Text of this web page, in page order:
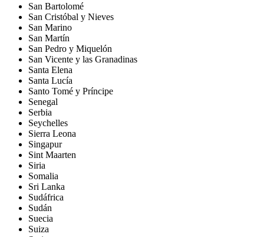
San Bartolomé
San Cristóbal y Nieves
San Marino
San Martín
San Pedro y Miquelón
San Vicente y las Granadinas
Santa Elena
Santa Lucía
Santo Tomé y Príncipe
Senegal
Serbia
Seychelles
Sierra Leona
Singapur
Sint Maarten
Siria
Somalia
Sri Lanka
Sudáfrica
Sudán
Suecia
Suiza